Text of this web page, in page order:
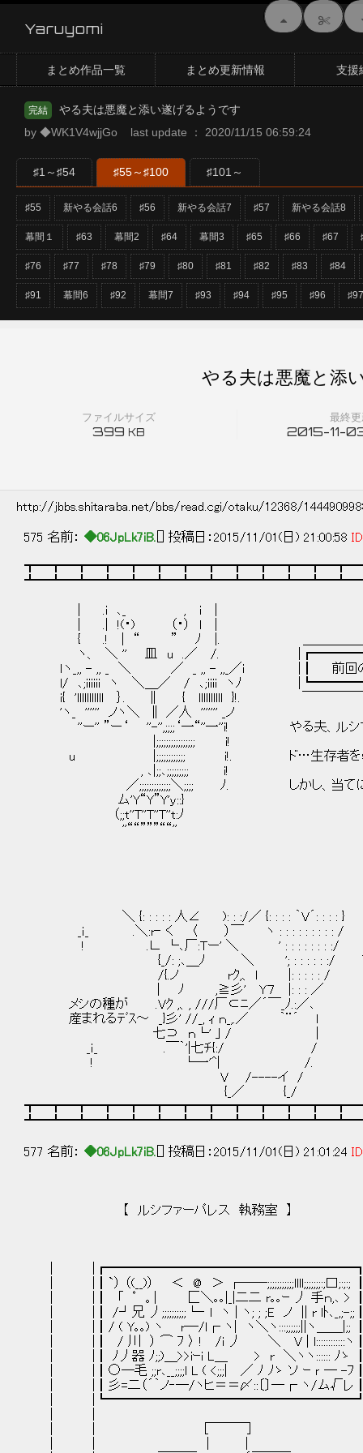
Yaruyomi
まとめ作品一覧 まとめ更新情報 支援
完結
やる夫は悪魔と添い遂げるようです
by ◆WK1V4wjjGo last update ： 2020/11/15 06:59:24
♯1～♯54 ♯55～♯100 ♯101～
♯55 新やる会話6 ♯56 新やる会話7 ♯57 新やる会話8
幕間１ ♯63 幕間2 ♯64 幕間3 ♯65 ♯66 ♯67
♯76 ♯77 ♯78 ♯79 ♯80 ♯81 ♯82 ♯83 ♯84
♯91 幕間6 ♯92 幕間7 ♯93 ♯94 ♯95 ♯96 ♯97
ファイルサイズ
399 KB
最終
2015-11-
やる夫は悪魔と添
http://jbbs.shitaraba.net/bbs/read.cgi/otaku/12368/
575 名前： ◆06JpLk7iB. [] 投稿日：2015/11/01(日) 21:00:58
| .i ､_ , i |
| .| !(・) （・） l |
{ .! | “ ” ﾉ |. ＿＿＿＿＿＿＿
ヽ、 ＼ '' 皿 u .／ /.
ｌヽ_,, - ,, _ ＼ ／ _ ,, - ,,_／i |┃ 前回の
l/ ､;iiiiii ヽ ＼＿／ / ､;iiii ヽﾉ
i{ 'lllllllllll ｝. ∥ { llllllllll }!. ￣￣￣￣￣￣
'ヽ_ '''''' ノヽ＼ ∥ ／人 ''''''' _ノ
''ー'' ”ー‘ ''-'',;;;;‘一“''一''i! やる夫、ルシフ
|;;;;;;;;;;;;;;;; i!
u |;;;;;;;;;;;; i!. ド…生存者を５０００人
, ､|;;､;;;;;;;;; i!
／;;;;;;;;;;;;;＼;;;; ﾉ. しかし、当てにして
ム'Y“Y”Y'ｙ::}
（;;t''T''T''T''t:ﾉ
''““”””““''
＼ {: : : : : 人∠ ): : :/／ {: : : : ｀V´: : : : }
_ｉ_ .＼:r‐ く 〈 ）￣ ヽ : : : : : : :
! .∟ └､厂:Tー' ＼ ' : : : : :
{_/: ;､＿ﾉ ＼ '; : : : : : :/ ﾌﾟﾘ
/{.ノ rｸ,、 l |: : : : : /
| ﾉ ,≧彡' Y７ |: : : ／ ﾌﾟﾘ
メシの種が .Vｸ ,、, ///厂⊂ﾆ／´￣_ﾉ.:／､
産まれるﾃﾞｽ～ _}彡' //_, ｨ ｎ_,.／ ｀¨´ l
七⊃ ｎ└' ｣ / |
_ｉ_ .￣｀'|七ﾁ{:/ / _
! └一'^| /.
V /----イ /
{_／ {_/
577 名前： ◆06JpLk7iB. [] 投稿日：2015/11/01(日) 21:01:24
【 ルシファーパレス 執務室 】
|
| |┃`） （(__)） ＜ @ ＞ ┌──;;;;;;;;;;;llll;;;;;;;:;
| |┃ 「 ﾟ 。| 匚＼｡｡|_|二二 r｡｡ｰ 丿 手ｎ,
| |┃ /┘兄 丿;;;;;;;;;;└‐ l ヽ | ヽ; ; ;E ノ || r lﾄ､
| |┃/ ( Y｡｡) ヽ r─/l┌ ヽ| ヽ＼ヽ:::;;;;;;||ヽ＿
| |┃ / 川 ） ⌒ ﾌ 〉 ! /i 丿 ＼ V |
| |┃ ﾉ丿器 ﾉ;;)＿>>iｰi L＿ > r ＼ヽヽ::::::
| |┃○─毛 ;;r､__;;;;l L ( <;;;| ／ ﾉ ﾉゝ ソ ｰ ｒ
| |┃彡=二（´｀ノ‐─/ヽヒ＝＝〆::〔〕─┌ ヽ/
|